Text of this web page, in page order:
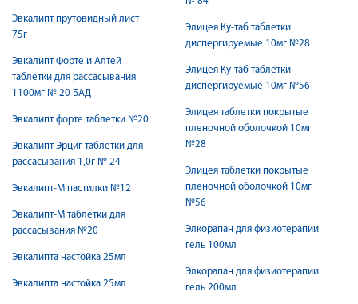
Эвкалипт прутовидный лист
75г
Эвкалипт Форте и Алтей
таблетки для рассасывания
1100мг № 20 БАД
Эвкалипт форте таблетки №20
Эвкалипт Эрциг таблетки для
рассасывания 1,0г № 24
Эвкалипт-М пастилки №12
Эвкалипт-М таблетки для
рассасывания №20
Эвкалипта настойка 25мл
Эвкалипта настойка 25мл
Элицея Ку-таб таблетки
диспергируемые 10мг №28
Элицея Ку-таб таблетки
диспергируемые 10мг №56
Элицея таблетки покрытые
пленочной оболочкой 10мг
№28
Элицея таблетки покрытые
пленочной оболочкой 10мг
№56
Элкорапан для физиотерапии
гель 100мл
Элкорапан для физиотерапии
гель 200мл